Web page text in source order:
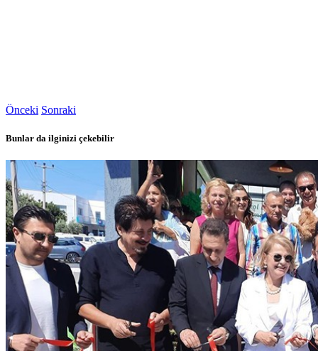
Önceki Sonraki
Bunlar da ilginizi çekebilir